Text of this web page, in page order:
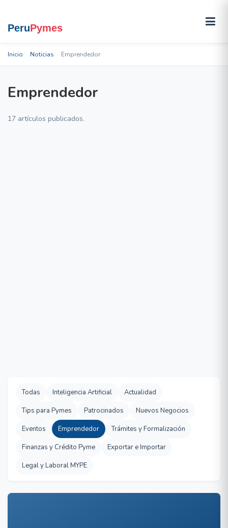
Inicio Noticias Emprendedor
Emprendedor
17 artículos publicados.
Todas Inteligencia Artificial
Actualidad
Tips para Pymes
Patrocinados
Nuevos Negocios
Eventos
Emprendedor
Trámites y Formalización
Finanzas y Crédito Pyme
Exportar e Importar
Legal y Laboral MYPE